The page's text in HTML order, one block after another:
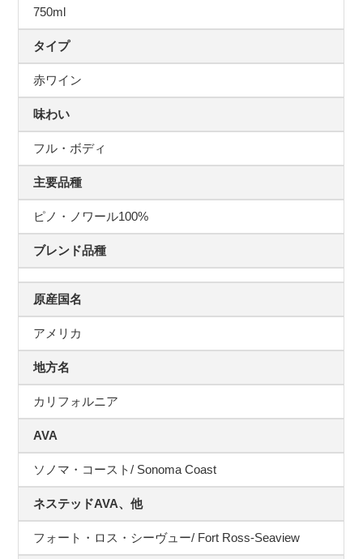
750ml
タイプ
赤ワイン
味わい
フル・ボディ
主要品種
ピノ・ノワール100%
ブレンド品種
原産国名
アメリカ
地方名
カリフォルニア
AVA
ソノマ・コースト/ Sonoma Coast
ネステッドAVA、他
フォート・ロス・シーヴュー/ Fort Ross-Seaview